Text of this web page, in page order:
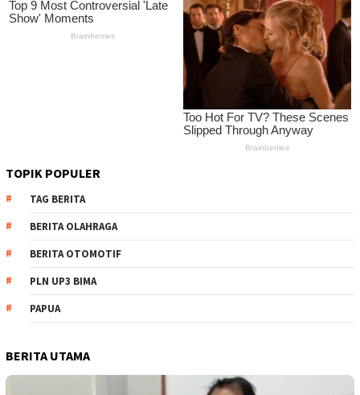
TOPIK POPULER
TAG BERITA
BERITA OLAHRAGA
BERITA OTOMOTIF
PLN UP3 BIMA
PAPUA
BERITA UTAMA